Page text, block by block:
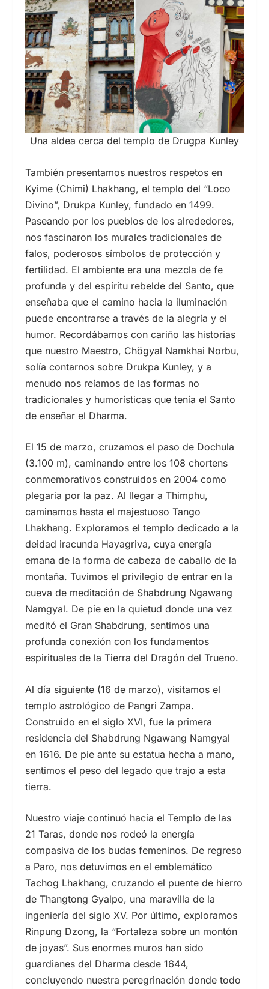
Una aldea cerca del templo de Drugpa Kunley
También presentamos nuestros respetos en
Kyime (Chimi) Lhakhang, el templo del “Loco
Divino”, Drukpa Kunley, fundado en 1499.
Paseando por los pueblos de los alrededores,
nos fascinaron los murales tradicionales de
falos, poderosos símbolos de protección y
fertilidad. El ambiente era una mezcla de fe
profunda y del espíritu rebelde del Santo, que
enseñaba que el camino hacia la iluminación
puede encontrarse a través de la alegría y el
humor. Recordábamos con cariño las historias
que nuestro Maestro, Chögyal Namkhai Norbu,
solía contarnos sobre Drukpa Kunley, y a
menudo nos reíamos de las formas no
tradicionales y humorísticas que tenía el Santo
de enseñar el Dharma.
El15de marzo, cruzamos el paso de Dochula
(3.100 m), caminando entre los 108 chortens
conmemorativos construidos en 2004 como
plegaria por la paz. Al llegar a Thimphu,
caminamos hasta el majestuoso Tango
Lhakhang. Exploramos el templo dedicado a la
deidad iracunda Hayagriva, cuya energía
emana de la forma de cabeza de caballo de la
montaña. Tuvimos el privilegio de entrar en la
cueva de meditación de Shabdrung Ngawang
Namgyal. De pie en la quietud donde una vez
meditó el Gran Shabdrung, sentimos una
profunda conexión con los fundamentos
espirituales de la Tierra del Dragón del Trueno.
Al día siguiente (16 de marzo), visitamos el
templo astrológico de Pangri Zampa.
Construido en el siglo XVI, fue la primera
residencia del Shabdrung Ngawang Namgyal
en 1616. De pie ante su estatua hecha a mano,
sentimos el peso del legado que trajo a esta
tierra.
Nuestro viaje continuó hacia el Templo de las
21 Taras, donde nos rodeó la energía
compasiva de los budas femeninos. De regreso
a Paro, nos detuvimos en el emblemático
Tachog Lhakhang, cruzando el puente de hierro
de Thangtong Gyalpo, una maravilla de la
ingeniería del siglo XV. Por último, exploramos
Rinpung Dzong, la “Fortaleza sobre un montón
de joyas”. Sus enormes muros han sido
guardianes del Dharma desde 1644,
concluyendo nuestra peregrinación donde todo